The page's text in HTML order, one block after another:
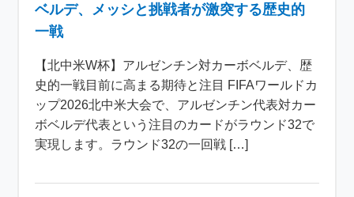
ベルデ、メッシと挑戦者が激突する歴史的
一戦
【北中米W杯】アルゼンチン対カーボベルデ、歴
史的一戦目前に高まる期待と注目 FIFAワールドカ
ップ2026北中米大会で、アルゼンチン代表対カー
ボベルデ代表という注目のカードがラウンド32で
実現します。ラウンド32の一回戦 […]